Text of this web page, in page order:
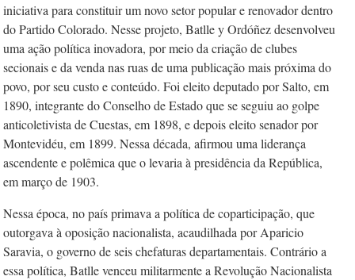
iniciativa para constituir um novo setor popular e renovador dentro
do Partido Colorado. Nesse projeto, Batlle y Ordóñez desenvolveu
uma ação política inovadora, por meio da criação de clubes
secionais e da venda nas ruas de uma publicação mais próxima do
povo, por seu custo e conteúdo. Foi eleito deputado por Salto, em
1890, integrante do Conselho de Estado que se seguiu ao golpe
anticoletivista de Cuestas, em 1898, e depois eleito senador por
Montevidéu, em 1899. Nessa década, afirmou uma liderança
ascendente e polêmica que o levaria à presidência da República,
em março de 1903.
Nessa época, no país primava a política de coparticipação, que
outorgava à oposição nacionalista, acaudilhada por Aparicio
Saravia, o governo de seis chefaturas departamentais. Contrário a
essa política, Batlle venceu militarmente a Revolução Nacionalista